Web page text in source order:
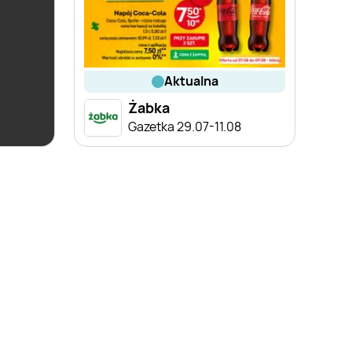
aktualna
Żabka
Gazetka 29.07-11.08